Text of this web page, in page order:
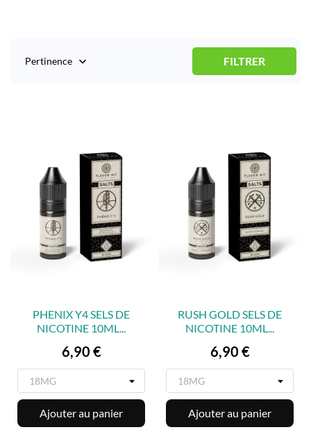
Pertinence  FILTRER
PHENIX Y4 SELS DE
NICOTINE 10ML...
Prix
6,90 €
Ajouter au panier
RUSH GOLD SELS DE
NICOTINE 10ML...
Prix
6,90 €
Ajouter au panier